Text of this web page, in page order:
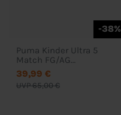
-38%
Puma Kinder Ultra 5
Match FG/AG
Fussballschuhe-108167
777
UVP 65,00 €
39,99 €